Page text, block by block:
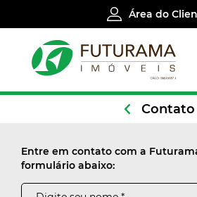
Área do
Contato
Entre em contato com a
formulário abaixo: